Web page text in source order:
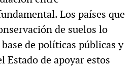
Los países que
de suelos lo
de políticas públicas y
Estado de apoyar estos